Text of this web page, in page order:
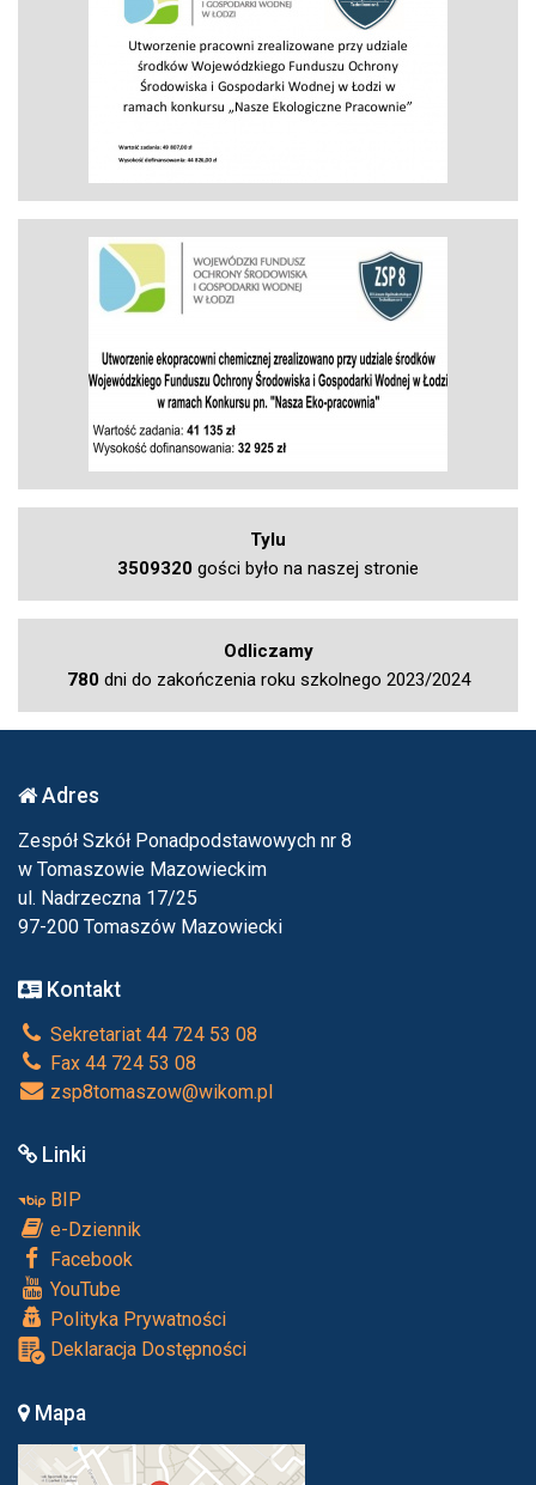
Tylu
3509320 gości było na naszej stronie
Odliczamy
780dni do zakończenia roku szkolnego 2023/2024
Adres
Zespół Szkół Ponadpodstawowych nr 8
w Tomaszowie Mazowieckim
ul. Nadrzeczna 17/25
97-200 Tomaszów Mazowiecki
Kontakt
Sekretariat 44 724 53 08
Fax 44 724 53 08
zsp8tomaszow@wikom.pl
Linki
BIP
e-Dziennik
Facebook
YouTube
Polityka Prywatności
Deklaracja Dostępności
Mapa